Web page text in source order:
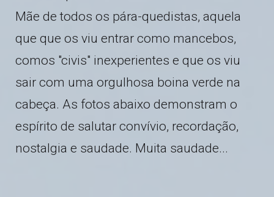
Mãe de todos os pára-quedistas, aquela
que que os viu entrar como mancebos,
comos "civis" inexperientes e que os viu
sair com uma orgulhosa boina verde na
cabeça. As fotos abaixo demonstram o
espírito de salutar convívio, recordação,
nostalgia e saudade. Muita saudade...